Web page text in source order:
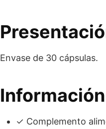
Envase de 30 cápsulas.
✓ Complemento